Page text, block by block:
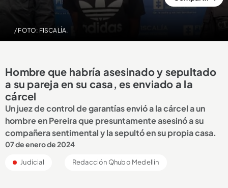
/ FOTO: FISCALÍA.
Hombre que habría asesinado y sepultado
a su pareja en su casa, es enviado a la
cárcel
Un juez de control de garantías envió a la cárcel a un
hombre en Pereira que presuntamente asesinó a su
compañera sentimental y la sepultó en su propia casa.
07 de enero de 2024
Judicial Redacción Qhubo Medellin